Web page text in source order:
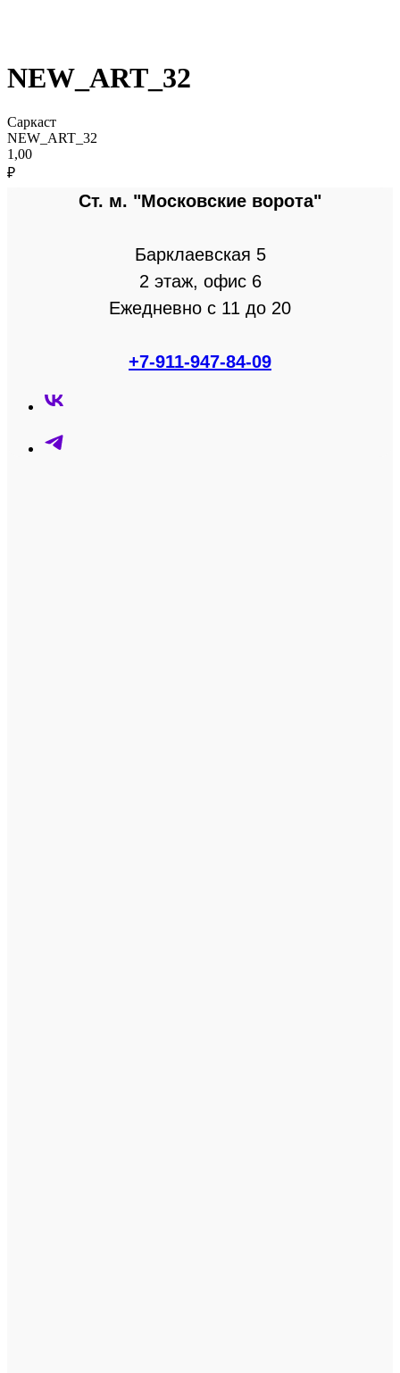
NEW_ART_32
Саркаст
NEW_ART_32
1,00
₽
Ст. м. "Московские ворота"
Барклаевская 5
2 этаж, офис 6
Ежедневно с 11 до 20
+7-911-947-84-09